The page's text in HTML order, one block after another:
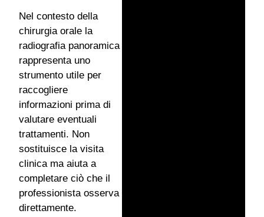
Nel contesto della
chirurgia orale la
radiografia panoramica
rappresenta uno
strumento utile per
raccogliere
informazioni prima di
valutare eventuali
trattamenti. Non
sostituisce la visita
clinica ma aiuta a
completare ciò che il
professionista osserva
direttamente.